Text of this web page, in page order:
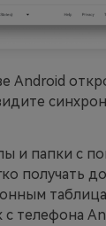
Android
и папки с
получать
телефона